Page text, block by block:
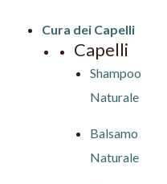
Cura dei Capelli
Capelli
Shampoo
Naturale
Balsamo
Naturale